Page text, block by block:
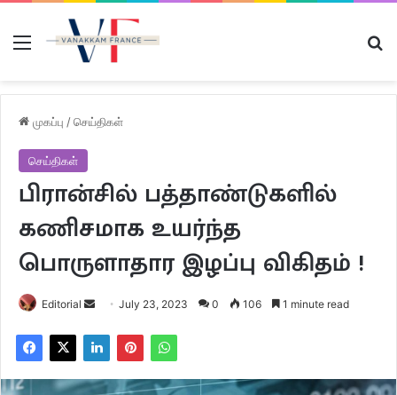
Menu
முகப்பு /செய்திகள்
செய்திகள்
பிரான்சில் பத்தாண்டுகளில்
கணிசமாக உயர்ந்த
பொருளாதார இழப்பு விகிதம் !
Editorial
Send
email
July 23, 2023 0 106 1 minute read